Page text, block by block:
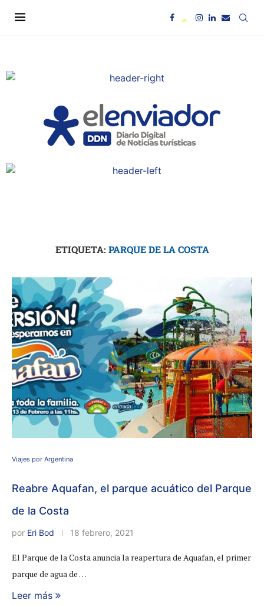
ETIQUETA: PARQUE DE LA COSTA
Viajes por Argentina
Reabre Aquafan, el parque acuático del Parque
de la Costa
por Eri Bod 18 febrero, 2021
El Parque de la Costa anuncia la reapertura de Aquafan, el primer
parque de agua de …
Leer más